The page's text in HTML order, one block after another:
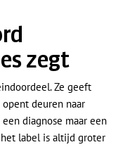
zegt
Ze geeft
deuren naar
diagnose maar een
label is altijd groter